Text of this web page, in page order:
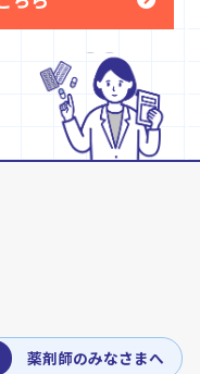
薬剤師のみなさまへ